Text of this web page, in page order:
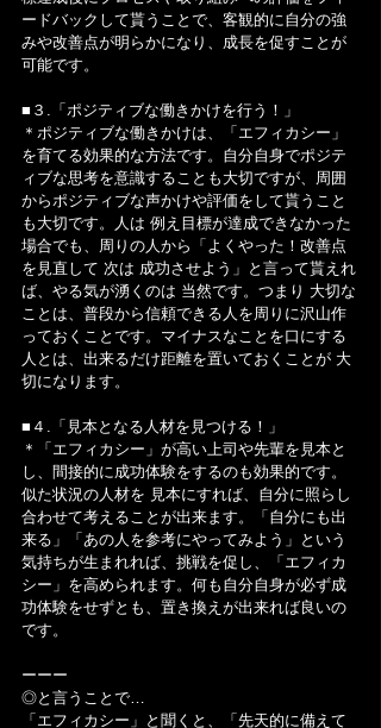
ードバックして貰うことで、客観的に自分の強
みや改善点が明らかになり、成長を促すことが
可能です。
■３.「ポジティブな働きかけを行う！」
＊ポジティブな働きかけは、「エフィカシー」
を育てる効果的な方法です。自分自身でポジテ
ィブな思考を意識することも大切ですが、周囲
からポジティブな声かけや評価をして貰うこと
も大切です。人は 例え目標が達成できなかった
場合でも、周りの人から「よくやった！改善点
を見直して 次は 成功させよう」と言って貰えれ
ば、やる気が湧くのは 当然です。つまり 大切な
ことは、普段から信頼できる人を周りに沢山作
っておくことです。マイナスなことを口にする
人とは、出来るだけ距離を置いておくことが 大
切になります。
■４.「見本となる人材を見つける！」
＊「エフィカシー」が高い上司や先輩を見本と
し、間接的に成功体験をするのも効果的です。
似た状況の人材を 見本にすれば、自分に照らし
合わせて考えることが出来ます。「自分にも出
来る」「あの人を参考にやってみよう」という
気持ちが生まれれば、挑戦を促し、「エフィカ
シー」を高められます。何も自分自身が必ず成
功体験をせずとも、置き換えが出来れば良いの
です。
ーーー
◎と言うことで…
「エフィカシー」と聞くと、「先天的に備えて